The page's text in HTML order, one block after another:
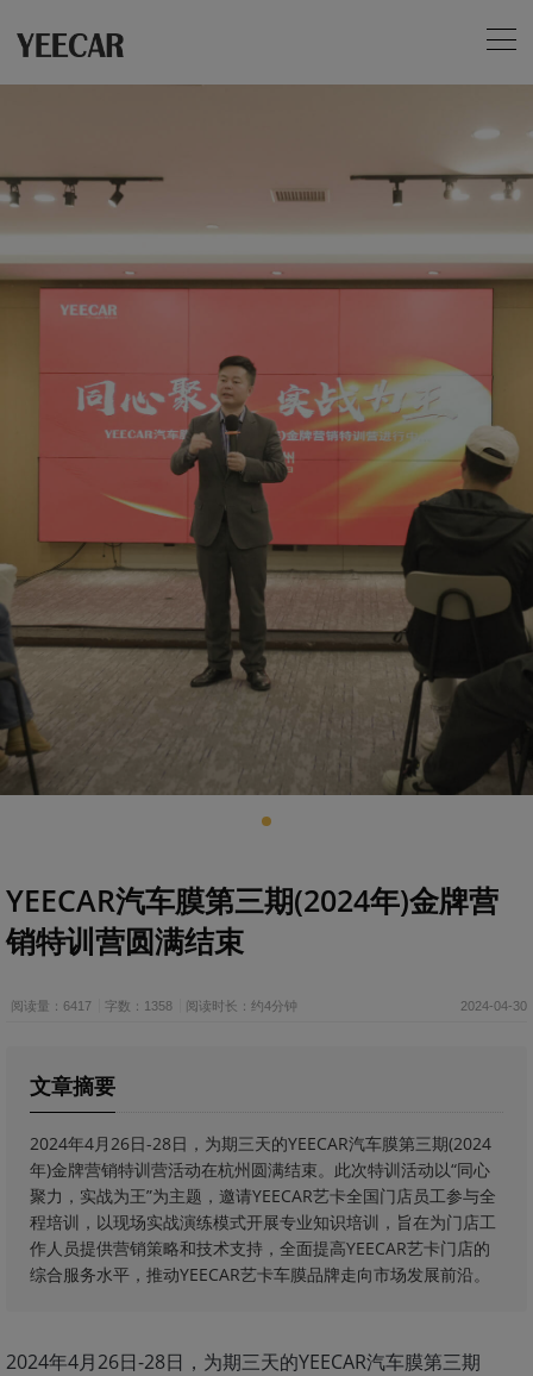
YEECAR汽车膜第三期(2024年)金牌营
销特训营圆满结束
阅读量：6417 字数：1358 阅读时长：约4分钟 2024-04-30
文章摘要
2024年4月26日-28日，为期三天的YEECAR汽车膜第三期(2024
年)金牌营销特训营活动在杭州圆满结束。此次特训活动以“同心
聚力，实战为王”为主题，邀请YEECAR艺卡全国门店员工参与全
程培训，以现场实战演练模式开展专业知识培训，旨在为门店工
作人员提供营销策略和技术支持，全面提高YEECAR艺卡门店的
综合服务水平，推动YEECAR艺卡车膜品牌走向市场发展前沿。
2024年4月26日-28日，为期三天的YEECAR汽车膜第三期